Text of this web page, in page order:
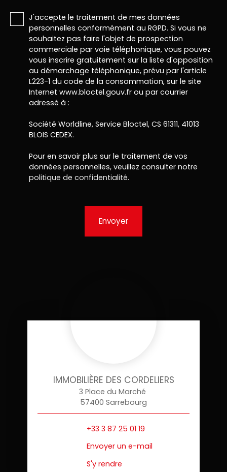
J'accepte le traitement de mes données
personnelles conformément au RGPD. Si vous ne
souhaitez pas faire l'objet de prospection
commerciale par voie téléphonique, vous pouvez
vous inscrire gratuitement sur la liste d'opposition
au démarchage téléphonique, prévu par l'article
L223-1 du code de la consommation, sur le site
Internet www.bloctel.gouv.fr ou par courrier
adressé à :
Société Worldline, Service Bloctel, CS 61311, 41013
BLOIS CEDEX.
Pour en savoir plus sur le traitement de vos
données personnelles, veuillez consulter notre
politique de confidentialité.
Envoyer
IMMOBILIÈRE DES CORDELIERS
3 Place du Marché
57400 Sarrebourg
+33 3 87 25 01 19
Envoyer un e-mail
S'y rendre